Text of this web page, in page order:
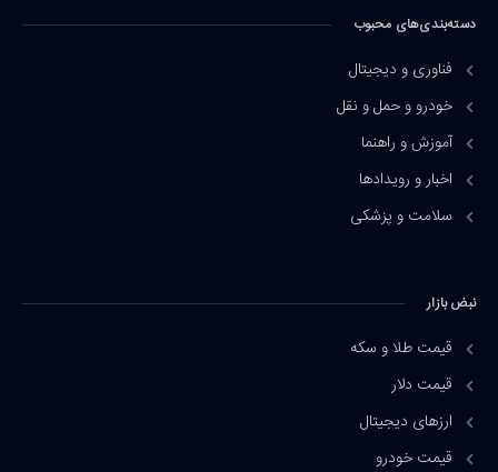
دسته‌بندی‌های محبوب
فناوری و دیجیتال
خودرو و حمل و نقل
آموزش و راهنما
اخبار و رویدادها
سلامت و پزشکی
نبض بازار
قیمت طلا و سکه
قیمت دلار
ارزهای دیجیتال
قیمت خودرو